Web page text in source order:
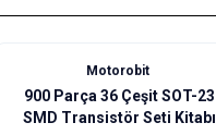
Motorobit
900 Parça 36 Çeşit SOT-23
SMD Transistör Seti Kitabı